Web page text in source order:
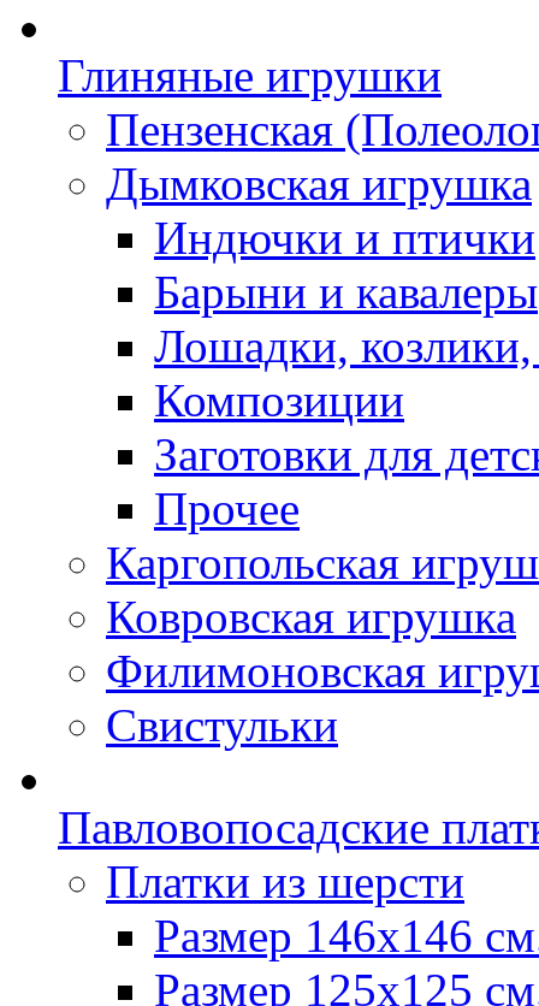
Глиняные игрушки
Пензенская
Дымковская игрушка
Индючки и птички
Барыни и кавалеры
Лошадки,
Композиции
Заготовки для
Прочее
Каргопольская
Ковровская игрушка
Филимоновская
Свистульки
Павловопосадские
Платки из шерсти
Размер 146х146
Размер 125х125